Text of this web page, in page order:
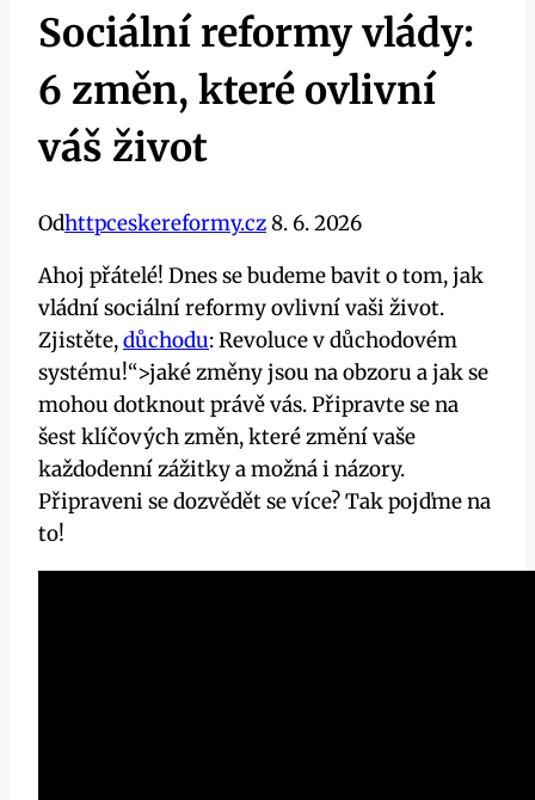
Sociální reformy vlády:
6 změn, které ovlivní
váš život
Odhttpceskereformy.cz8. 6. 2026
Ahoj přátelé! Dnes se budeme bavit o tom, jak
vládní sociální reformy ovlivní vaši život.
Zjistěte,důchodu: Revoluce v důchodovém
systému!“>jaké změny jsou na obzoru a jak se
mohou dotknout právě vás. Připravte se na
šest klíčových změn, které změní vaše
každodenní zážitky a možná i názory.
Připraveni se dozvědět se více? Tak pojďme na
to!